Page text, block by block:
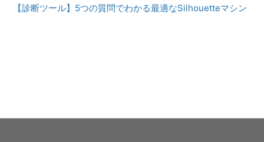
【診断ツール】5つの質問でわかる最適なSilhouetteマシン